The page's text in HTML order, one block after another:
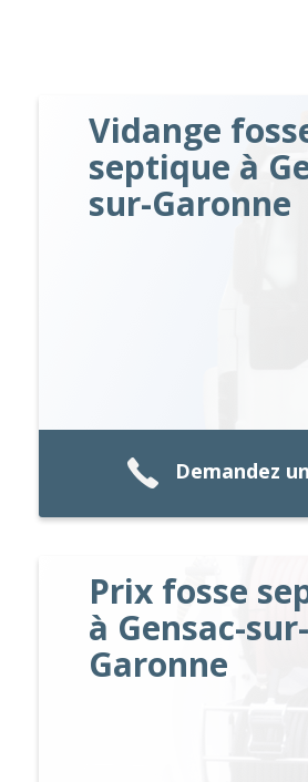
Vidange
septique à
sur-Garonne
Demandez
Prix fosse
à Gensac-sur-
Garonne